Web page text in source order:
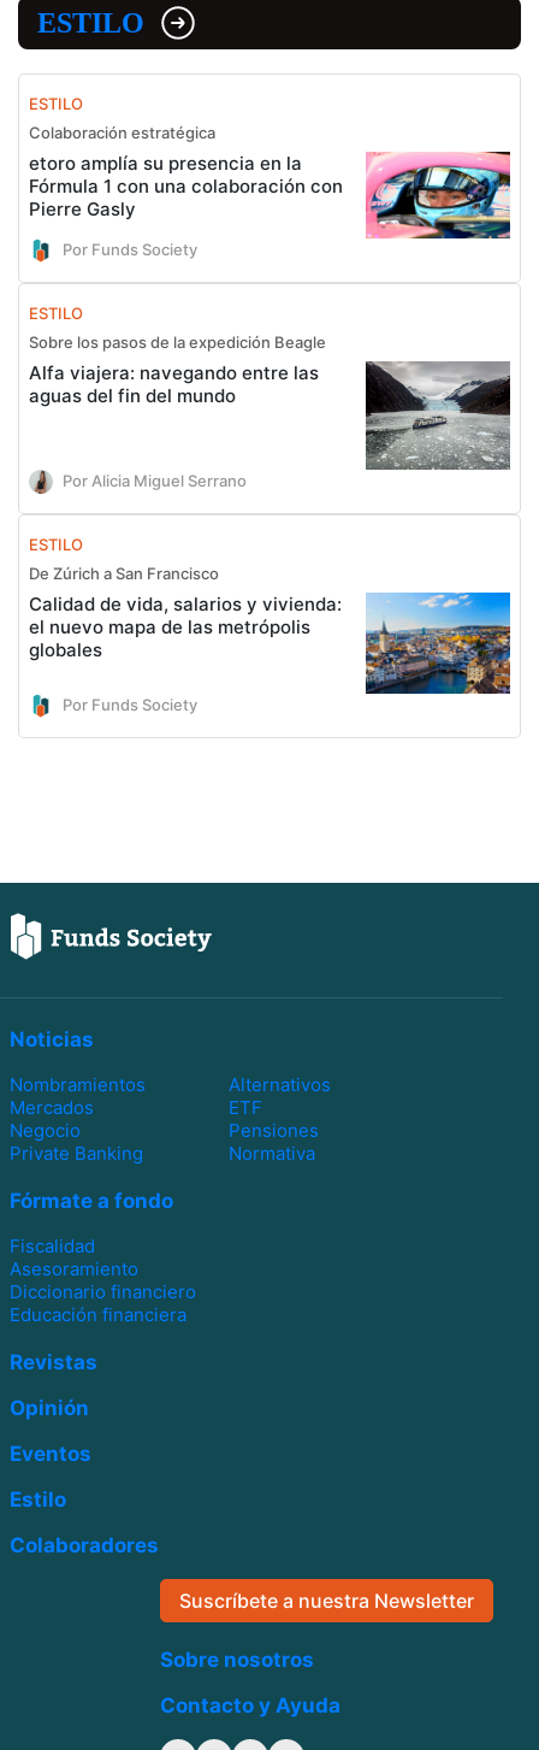
ESTILO
ESTILO
Colaboración estratégica
etoro amplía su presencia en la
Fórmula 1 con una colaboración con
Pierre Gasly
Por Funds Society
ESTILO
Sobre los pasos de la expedición Beagle
Alfa viajera: navegando entre las
aguas del fin del mundo
Por Alicia Miguel Serrano
ESTILO
De Zúrich a San Francisco
Calidad de vida, salarios y vivienda:
el nuevo mapa de las metrópolis
globales
Por Funds Society
Noticias
Nombramientos
Alternativos
Mercados
ETF
Negocio
Pensiones
Private Banking
Normativa
Fórmate a fondo
Fiscalidad
Asesoramiento
Diccionario financiero
Educación financiera
Revistas
Opinión
Eventos
Estilo
Colaboradores
Suscríbete a nuestra Newsletter
Sobre nosotros
Contacto y Ayuda